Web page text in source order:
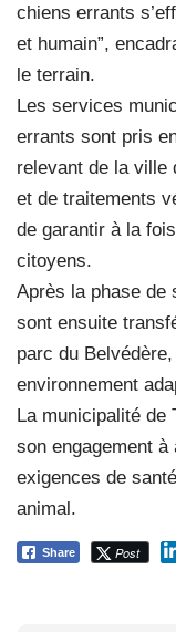
chiens errants
et humain”,
le terrain.
Les services
errants sont pris
relevant de la ville
et de traitements
de garantir à la
citoyens.
Après la phase de
sont ensuite
parc du
environnement
La municipalité de
son engagement
exigences de
animal.
Share Post